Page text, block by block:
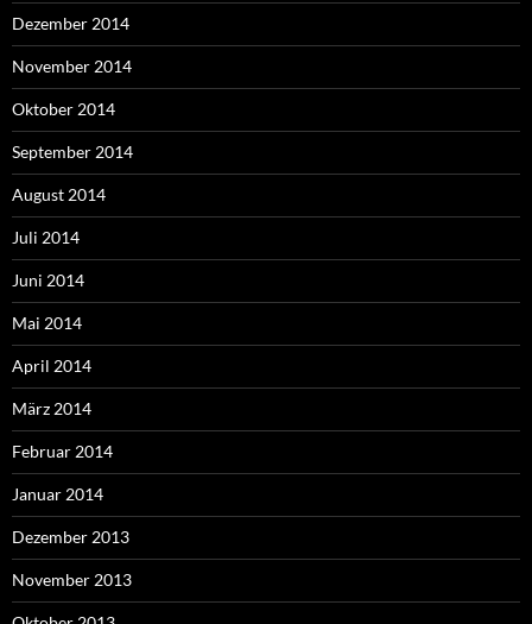
Dezember 2014
November 2014
Oktober 2014
September 2014
August 2014
Juli 2014
Juni 2014
Mai 2014
April 2014
März 2014
Februar 2014
Januar 2014
Dezember 2013
November 2013